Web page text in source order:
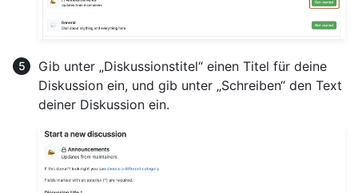
Gib unter „Diskussionstitel“ einen Titel für deine
Diskussion ein, und gib unter „Schreiben“ den Text
deiner Diskussion ein.